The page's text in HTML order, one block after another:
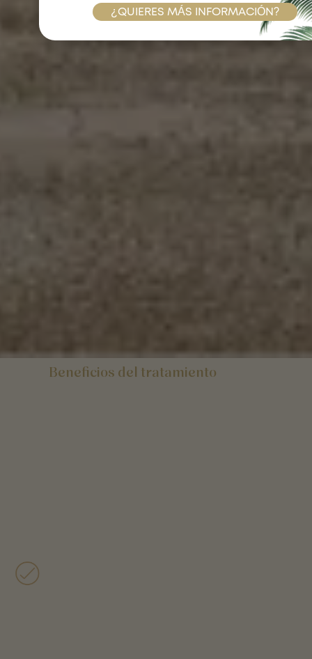
Beneficios del tratamiento
¿QUIERES MÁS INFORMACIÓN?